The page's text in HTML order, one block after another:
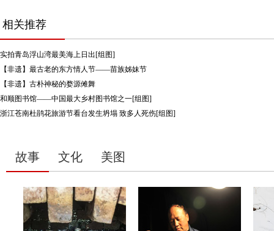
相关推荐
实拍青岛浮山湾最美海上日出[组图]
【非遗】最古老的东方情人节——苗族姊妹节
【非遗】古朴神秘的婺源傩舞
和顺图书馆——中国最大乡村图书馆之一[组图]
浙江苍南杜鹃花旅游节看台发生坍塌 致多人死伤[组图]